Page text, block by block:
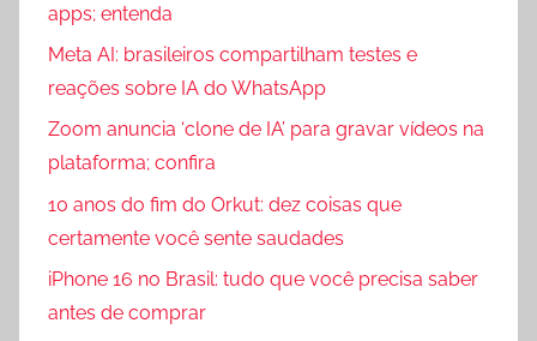
apps; entenda
Meta AI: brasileiros compartilham testes e
reações sobre IA do WhatsApp
Zoom anuncia ‘clone de IA’ para gravar vídeos na
plataforma; confira
10 anos do fim do Orkut: dez coisas que
certamente você sente saudades
iPhone 16 no Brasil: tudo que você precisa saber
antes de comprar